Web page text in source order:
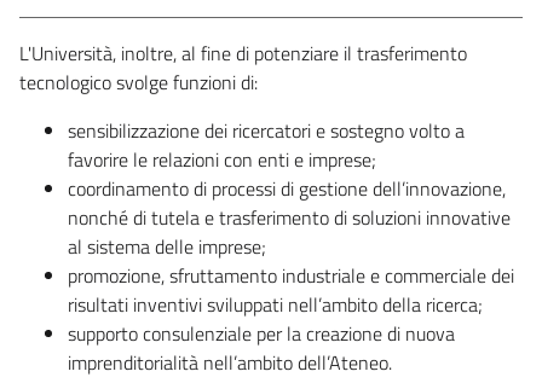
L'Università, inoltre, al fine di potenziare il trasferimento
tecnologico svolge funzioni di:
sensibilizzazione dei ricercatori e sostegno volto a
favorire le relazioni con enti e imprese;
coordinamento di processi di gestione dell’innovazione,
nonché di tutela e trasferimento di soluzioni innovative
al sistema delle imprese;
promozione, sfruttamento industriale e commerciale dei
risultati inventivi sviluppati nell’ambito della ricerca;
supporto consulenziale per la creazione di nuova
imprenditorialità nell’ambito dell’Ateneo.